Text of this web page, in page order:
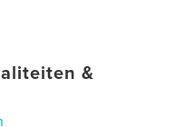
&